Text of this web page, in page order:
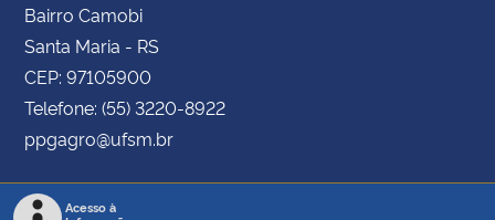
Bairro Camobi
Santa Maria - RS
CEP: 97105900
Telefone: (55) 3220-8922
ppgagro@ufsm.br
Acesso à